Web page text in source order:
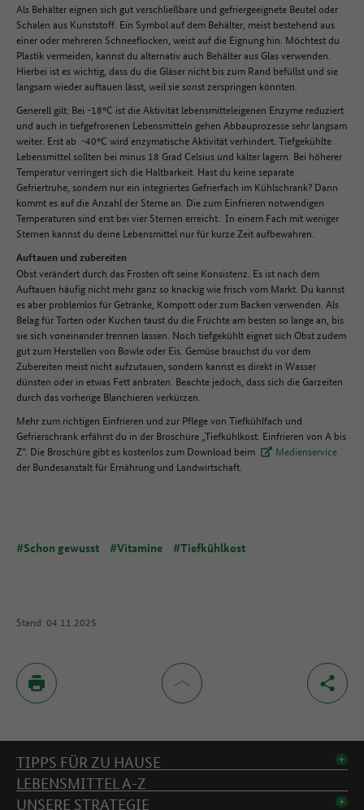
Als Behälter eignen sich gut verschließbare und gefriergeeignete Beutel oder
Schalen aus Kunststoff. Ein Symbol auf dem Behälter, meist bestehend aus
einer oder mehreren Schneeflocken, weist auf die Eignung hin. Möchtest du
Plastik vermeiden, kannst du alternativ auch Behälter aus Glas verwenden.
Hierbei ist es wichtig, dass du die Gläser nicht bis zum Rand befüllst und sie
langsam wieder auftauen lässt, weil sie sonst zerspringen könnten.
Generell gilt: Bei -18°C ist die Aktivität lebensmitteleigenen Enzyme reduziert
und auch in tiefgefrorenen Lebensmitteln gehen Abbauprozesse sehr langsam
weiter. Erst ab -40°C wird enzymatische Aktivität verhindert. Tiefgekühlte
Lebensmittel sollten bei minus 18 Grad Celsius und kälter lagern. Bei höherer
Temperatur verringert sich die Haltbarkeit. Hast du keine separate
Gefriertruhe, sondern nur ein integriertes Gefrierfach im Kühlschrank? Dann
kommt es auf die Anzahl der Sterne an. Die zum Einfrieren notwendigen
Temperaturen sind erst bei vier Sternen erreicht. In einem Fach mit weniger
Sternen kannst du deine Lebensmittel nur für kurze Zeit aufbewahren.
Auftauen und zubereiten
Obst verändert durch das Frosten oft seine Konsistenz. Es ist nach dem
Auftauen häufig nicht mehr ganz so knackig wie frisch vom Markt. Du kannst
es aber problemlos für Getränke, Kompott oder zum Backen verwenden. Als
Belag für Torten oder Kuchen taust du die Früchte am besten so lange an, bis
sie sich voneinander trennen lassen. Noch tiefgekühlt eignet sich Obst zudem
gut zum Herstellen von Bowle oder Eis. Gemüse brauchst du vor dem
Zubereiten meist nicht aufzutauen, sondern kannst es direkt in Wasser
dünsten oder in etwas Fett anbraten. Beachte jedoch, dass sich die Garzeiten
durch das vorherige Blanchieren verkürzen.
Mehr zum richtigen Einfrieren und zur Pflege von Tiefkühlfach und
Gefrierschrank erfährst du in der Broschüre „Tiefkühlkost. Einfrieren von A bis
Z“. Die Broschüre gibt es kostenlos zum Download beim
Medienservice
der Bundesanstalt für Ernährung und Landwirtschaft.
#Schon gewusst #Vitamine #Tiefkühlkost
Stand: 04.11.2025
Inhaltsverzeichnis
TIPPS FÜR ZU HAUSE
LEBENSMITTEL A-Z
UNSERE STRATEGIE